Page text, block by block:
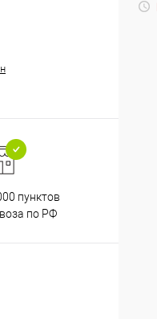
пунктов
по РФ